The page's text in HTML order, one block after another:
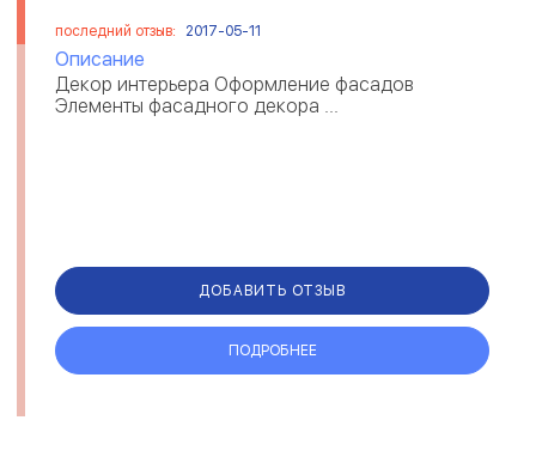
последний отзыв: 2017-05-11
Описание
Декор интерьера Оформление фасадов
Элементы фасадного декора ...
ДОБАВИТЬ ОТЗЫВ
ПОДРОБНЕЕ